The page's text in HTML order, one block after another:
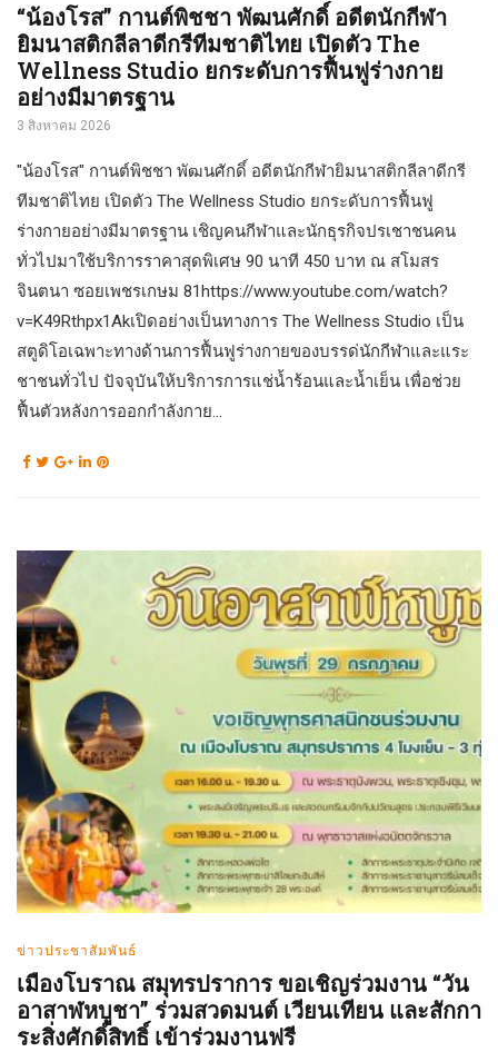
“น้องโรส” กานต์พิชชา พัฒนศักดิ์ อดีตนักกีฬา
ยิมนาสติกลีลาดีกรีทีมชาติไทย เปิดตัว The
Wellness Studio ยกระดับการฟื้นฟูร่างกาย
อย่างมีมาตรฐาน
3 สิงหาคม 2026
"น้องโรส" กานต์พิชชา พัฒนศักดิ์ อดีตนักกีฬายิมนาสติกลีลาดีกรี
ทีมชาติไทย เปิดตัว The Wellness Studio ยกระดับการฟื้นฟู
ร่างกายอย่างมีมาตรฐาน เชิญคนกีฬาและนักธุรกิจปรเชาชนคน
ทั่วไปมาใช้บริการราคาสุดพิเศษ​ 90​ นาที​ 450​ บาท​ ณ​ สโมสร
จินตนา​ ซอยเพชรเกษม​ 81https://www.youtube.com/watch?
v=K49Rthpx1Akเปิดอย่างเป็นทางการ​ The Wellness Studio เป็น
สตูดิโอเฉพาะทางด้านการฟื้นฟูร่างกายของบรรด่นักกีฬาและแระ
ชาชนทั่วไป ปัจจุบันให้บริการการแช่น้ำร้อนและน้ำเย็น เพื่อช่วย
ฟื้นตัวหลังการออกกำลังกาย...
ข่าวประชาสัมพันธ์
เมืองโบราณ สมุทรปราการ ขอเชิญร่วมงาน “วัน
อาสาฬหบูชา” ร่วมสวดมนต์ เวียนเทียน และสักกา
ระสิ่งศักดิ์สิทธิ์ เข้าร่วมงานฟรี